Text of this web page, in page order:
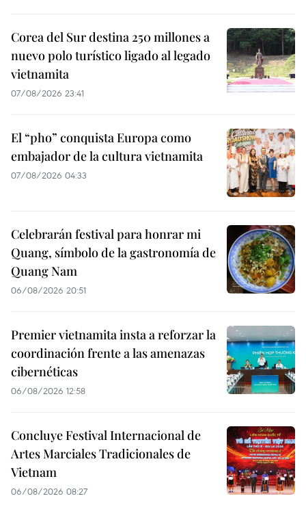
Corea del Sur destina 250 millones a
nuevo polo turístico ligado al legado
vietnamita
07/08/2026 23:41
El “pho” conquista Europa como
embajador de la cultura vietnamita
07/08/2026 04:33
Celebrarán festival para honrar mi
Quang, símbolo de la gastronomía de
Quang Nam
06/08/2026 20:51
Premier vietnamita insta a reforzar la
coordinación frente a las amenazas
cibernéticas
06/08/2026 12:58
Concluye Festival Internacional de
Artes Marciales Tradicionales de
Vietnam
06/08/2026 08:27